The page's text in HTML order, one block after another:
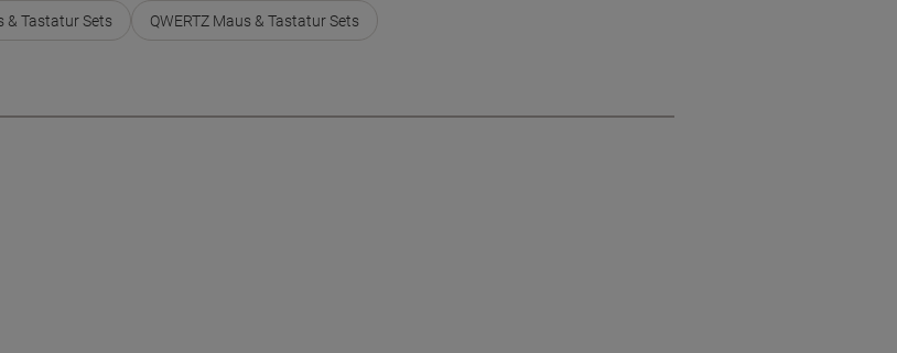
& Tastatur Sets QWERTZ Maus & Tastatur Sets